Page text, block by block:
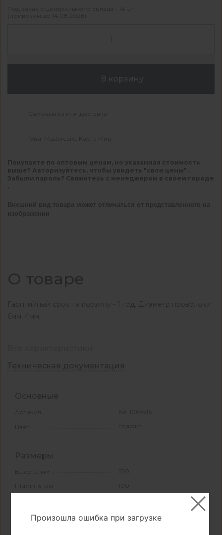
Под заказ с Центрального склада - 14 шт
(привезем до 14.08.2026)
В корзину
Самовывоз или доставка
Visa, Mastercard, Карта Мир
Покупаете по оптовым ценам, но указанная стоимость
выше? Авторизуйтесь, чтобы увидеть "свои цены" .
Забыли пароль? Свяжитесь с менеджером в своем городе
Внешний вид товара может отличаться от представленного на
изображении
О товаре
Гарнтийный срок на корзину - 1 год. Диаметр проволоки
6мм, 4мм.
Техническая документация
Основные
Артикул КА-1064516
Цвет графит
Размеры
Высота, мм 530
Ширина, мм 100
Произошла ошибка при загрузке